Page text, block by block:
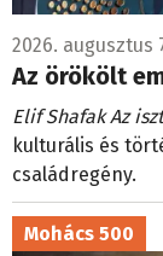
2026. augusztus
Az örökölt
Elif Shafak Az
kulturális és
családregény.
Mohács 500